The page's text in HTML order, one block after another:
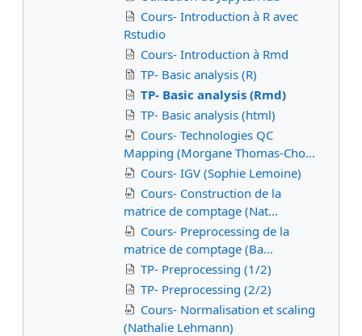
Cours- Introduction à R avec
Rstudio
Cours- Introduction à Rmd
TP- Basic analysis (R)
TP- Basic analysis (Rmd)
TP- Basic analysis (html)
Cours- Technologies QC
Mapping (Morgane Thomas-Cho...
Cours- IGV (Sophie Lemoine)
Cours- Construction de la
matrice de comptage (Nat...
Cours- Preprocessing de la
matrice de comptage (Ba...
TP- Preprocessing (1/2)
TP- Preprocessing (2/2)
Cours- Normalisation et scaling
(Nathalie Lehmann)